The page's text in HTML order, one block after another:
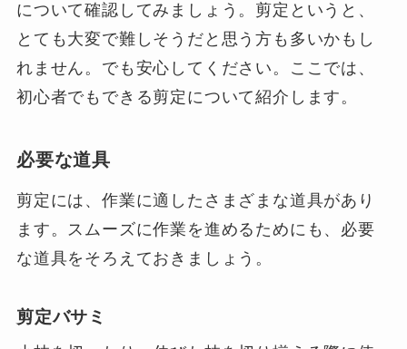
について確認してみましょう。剪定というと、
とても大変で難しそうだと思う方も多いかもし
れません。でも安心してください。ここでは、
初心者でもできる剪定について紹介します。
必要な道具
剪定には、作業に適したさまざまな道具があり
ます。スムーズに作業を進めるためにも、必要
な道具をそろえておきましょう。
剪定バサミ